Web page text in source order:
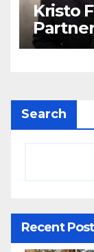
Kristo
Größe
Search
Recent